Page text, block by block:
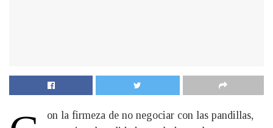
on la firmeza de no negociar con las pandillas,